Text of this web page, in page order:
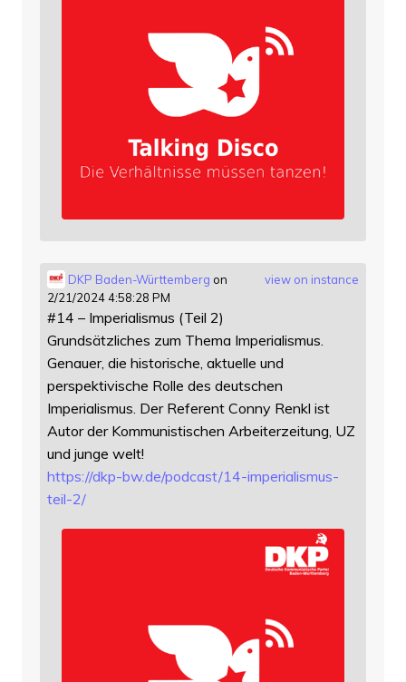
view on instance
DKP Baden-Württemberg on
2/21/2024 4:58:28 PM
#14 – Imperialismus (Teil 2)
Grundsätzliches zum Thema Imperialismus.
Genauer, die historische, aktuelle und
perspektivische Rolle des deutschen
Imperialismus. Der Referent Conny Renkl ist
Autor der Kommunistischen Arbeiterzeitung, UZ
und junge welt!
https://dkp-bw.de/podcast/14-imperialismus-
teil-2/